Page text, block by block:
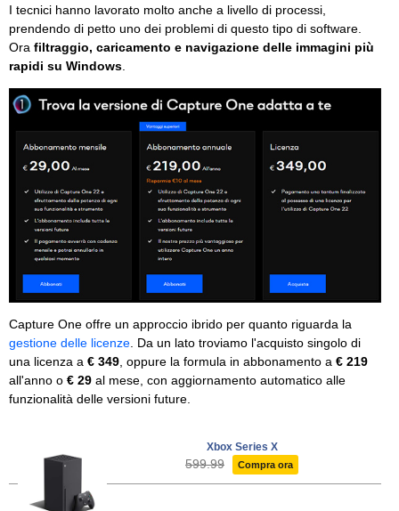
I tecnici hanno lavorato molto anche a livello di processi,
prendendo di petto uno dei problemi di questo tipo di software.
Ora filtraggio, caricamento e navigazione delle immagini più
rapidi su Windows
Capture One offre un approccio ibrido per quanto riguarda la
gestione delle licenze . Da un lato troviamo l'acquisto singolo di
una licenza a € 349 , oppure la formula in abbonamento a € 219
all'anno o € 29 al mese, con aggiornamento automatico alle
funzionalità delle versioni future.
Xbox Series X
599.99 Compra ora